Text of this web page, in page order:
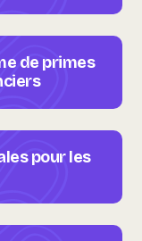
de primes
pour les